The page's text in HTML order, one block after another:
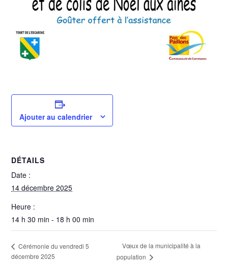
Ajouter au calendrier
DÉTAILS
Date :
14 décembre 2025
Heure :
14 h 30 min - 18 h 00 min
Cérémonie du vendredi 5
décembre 2025
Vœux de la municipalité à la
population